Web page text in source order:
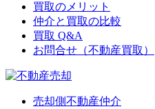
買取のメリット
仲介と買取の比較
買取 Q&A
お問合せ（不動産買取）
売却側不動産仲介